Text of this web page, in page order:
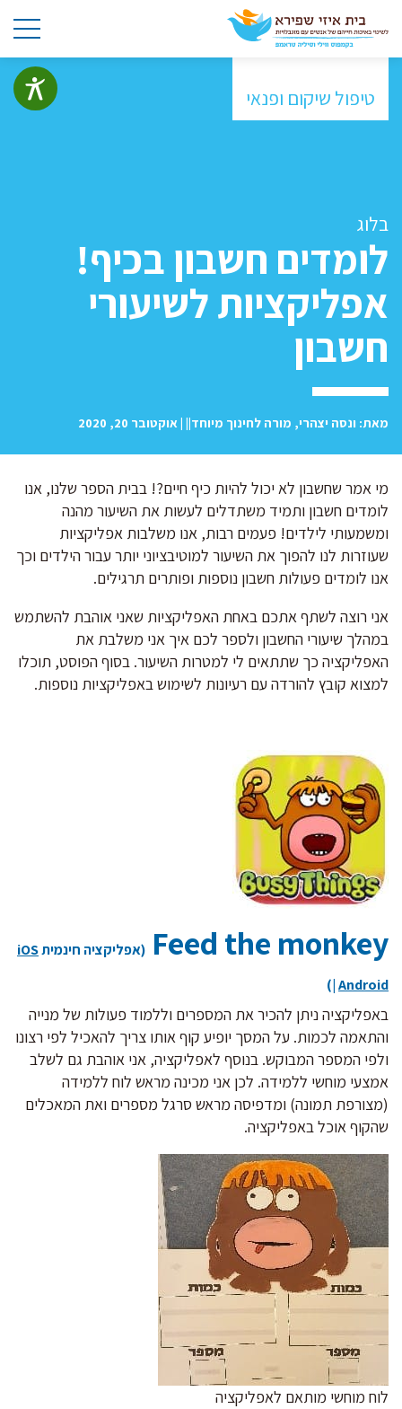
טיפול שיקום ופנאי
בלוג
לומדים חשבון בכיף!
אפליקציות לשיעורי
חשבון
מאת: ונסה יצהרי, מורה לחינוך מיוחד|| | אוקטובר 20, 2020
מי אמר שחשבון לא יכול להיות כיף חיים?! בבית הספר שלנו, אנו
לומדים חשבון ותמיד משתדלים לעשות את השיעור מהנה
ומשמעותי לילדים! פעמים רבות, אנו משלבות אפליקציות
שעוזרות לנו להפוך את השיעור למוטיבציוני יותר עבור הילדים וכך
אנו לומדים פעולות חשבון נוספות ופותרים תרגילים.
אני רוצה לשתף אתכם באחת האפליקציות שאני אוהבת להשתמש
במהלך שיעורי החשבון ולספר לכם איך אני משלבת את
האפליקציה כך שתתאים לי למטרות השיעור. בסוף הפוסט, תוכלו
למצוא קובץ להורדה עם רעיונות לשימוש באפליקציות נוספות.
Feed the monkey (אפליקציה חינמיתiOS
|Android
)
באפליקציה ניתן להכיר את המספרים וללמוד פעולות של מנייה
והתאמה לכמות. על המסך יופיע קוף אותו צריך להאכיל לפי רצונו
ולפי המספר המבוקש. בנוסף לאפליקציה, אני אוהבת גם לשלב
אמצעי מוחשי ללמידה. לכן אני מכינה מראש לוח ללמידה
(מצורפת תמונה) ומדפיסה מראש סרגל מספרים ואת המאכלים
שהקוף אוכל באפליקציה.
לוח מוחשי מותאם לאפליקציה